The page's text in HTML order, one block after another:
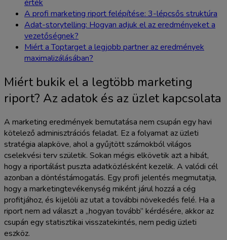
érték
A profi marketing riport felépítése: 3-lépcsős struktúra
Adat-storytelling: Hogyan adjuk el az eredményeket a
vezetőségnek?
Miért a Toptarget a legjobb partner az eredmények
maximalizálásában?
Miért bukik el a legtöbb marketing
riport? Az adatok és az üzlet kapcsolata
A marketing eredmények bemutatása nem csupán egy havi
kötelező adminisztrációs feladat. Ez a folyamat az üzleti
stratégia alapköve, ahol a gyűjtött számokból világos
cselekvési terv születik. Sokan mégis elkövetik azt a hibát,
hogy a riportálást puszta adatközlésként kezelik. A valódi cél
azonban a döntéstámogatás. Egy profi jelentés megmutatja,
hogy a marketingtevékenység miként járul hozzá a cég
profitjához, és kijelöli az utat a további növekedés felé. Ha a
riport nem ad választ a „hogyan tovább” kérdésére, akkor az
csupán egy statisztikai visszatekintés, nem pedig üzleti
eszköz.